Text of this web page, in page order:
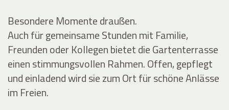
Besondere Momente draußen.
Auch für gemeinsame Stunden mit Familie,
Freunden oder Kollegen bietet die Gartenterrasse
einen stimmungsvollen Rahmen. Offen, gepflegt
und einladend wird sie zum Ort für schöne Anlässe
im Freien.